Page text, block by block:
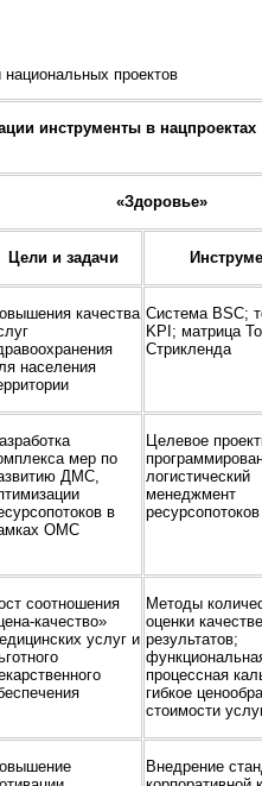
национальных проектов
инструменты в нацпроектах
«Здоровье»
Цели и задачи
качества
населения
Система BSC;
KPI; матрица
Стрикленда
мер по
ДМС,
в
ОМС
Целевое
логистический
менеджмент
ресурсопотоков
соотношения
качество»
услуг и
Методы
оценки
результатов;
процессная
гибкое
стоимости
Внедрение